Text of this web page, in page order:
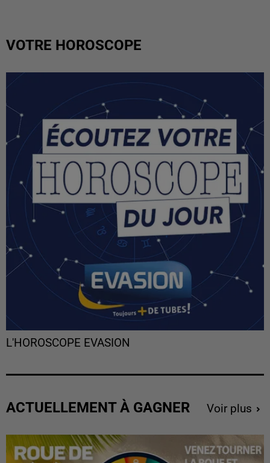
VOTRE HOROSCOPE
L'HOROSCOPE EVASION
ACTUELLEMENT À GAGNER Voir plus